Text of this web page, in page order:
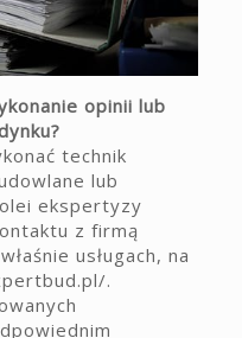
opinii lub
technik
lub
ekspertyzy
z firmą
usługach, na
.